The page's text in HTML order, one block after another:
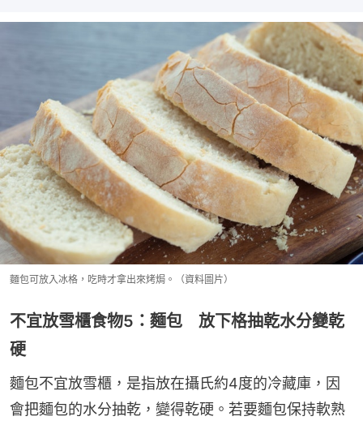
麵包可放入冰格，吃時才拿出來烤焗。（資料圖片）
不宜放雪櫃食物5：麵包 放下格抽乾水分變乾
硬
麵包不宜放雪櫃，是指放在攝氏約4度的冷藏庫，因
會把麵包的水分抽乾，變得乾硬。若要麵包保持軟熟